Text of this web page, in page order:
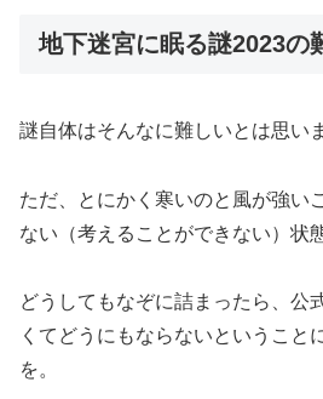
地下迷宮に眠る謎2023の
謎自体はそんなに難しいとは思い
ただ、とにかく寒いのと風が強い
ない（考えることができない）状
どうしてもなぞに詰まったら、公
くてどうにもならないということ
を。